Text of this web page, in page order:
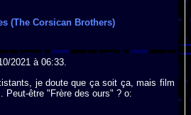
(The Corsican Brothers)
2021 à 06:33.
je doute que ça soit ça, mais film
Peut-être "Frère des ours" ? o: